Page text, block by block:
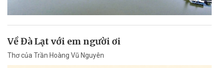
Về Đà Lạt với em người ơi
Thơ của Trần Hoàng Vũ Nguyên